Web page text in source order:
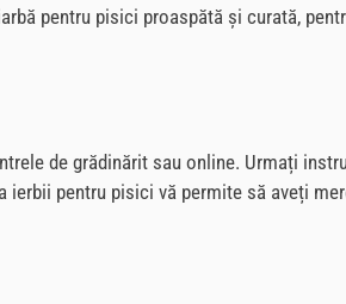
pentru pisici proaspătă și curată,
de grădinărit sau online. Urmați
pentru pisici vă permite să aveți